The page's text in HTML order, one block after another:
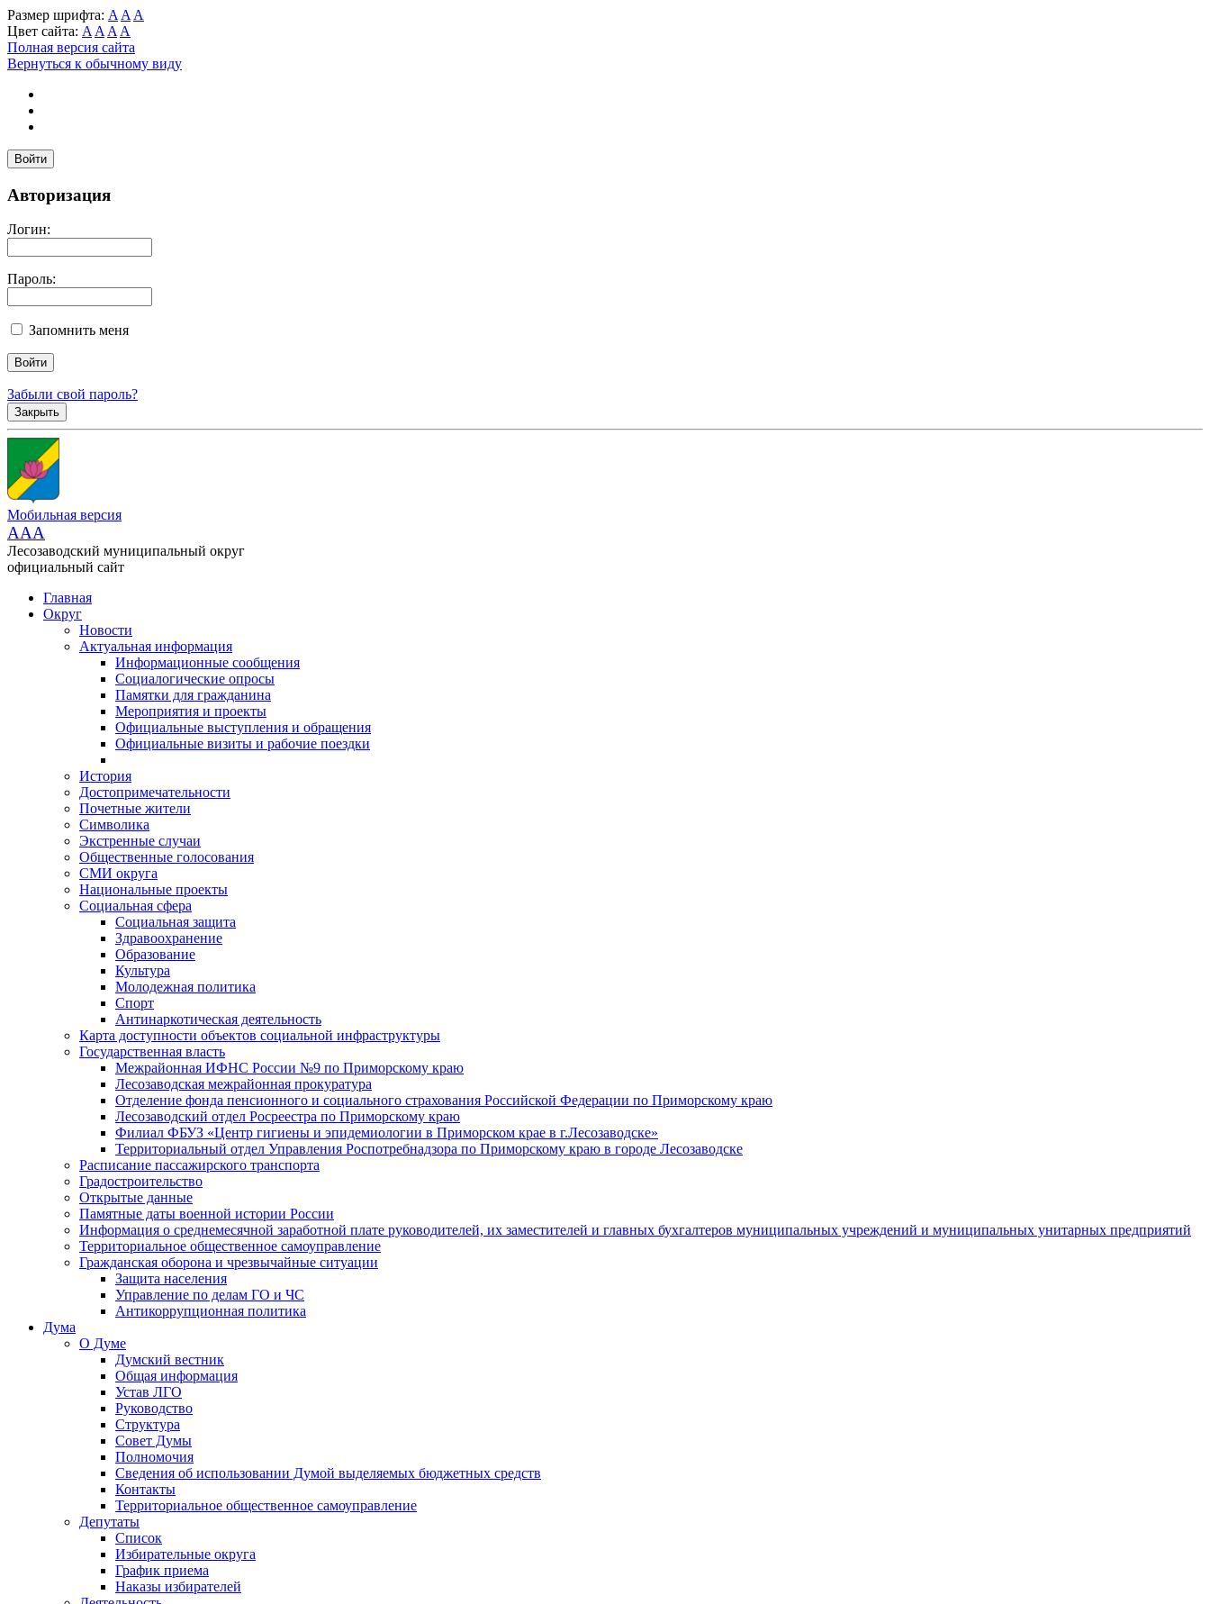
Размер шрифта: A A A
Цвет сайта: A A A A
Полная версия сайта
Вернуться к обычному виду
Войти
Авторизация
Логин:
Пароль:
Запомнить меня
Забыли свой пароль?
Закрыть
Мобильная версия
AAA
Лесозаводский муниципальный округ
официальный сайт
Главная
Округ
Новости
Актуальная информация
Информационные сообщения
Социалогические опросы
Памятки для гражданина
Мероприятия и проекты
Официальные выступления и обращения
Официальные визиты и рабочие поездки
История
Достопримечательности
Почетные жители
Символика
Экстренные случаи
Общественные голосования
СМИ округа
Национальные проекты
Социальная сфера
Социальная защита
Здравоохранение
Образование
Культура
Молодежная политика
Спорт
Антинаркотическая деятельность
Карта доступности объектов социальной инфраструктуры
Государственная власть
Межрайонная ИФНС России №9 по Приморскому краю
Лесозаводская межрайонная прокуратура
Отделение фонда пенсионного и социального страхования Российской Федерации по Приморскому краю
Лесозаводский отдел Росреестра по Приморскому краю
Филиал ФБУЗ «Центр гигиены и эпидемиологии в Приморском крае в г.Лесозаводске»
Территориальный отдел Управления Роспотребнадзора по Приморскому краю в городе Лесозаводске
Расписание пассажирского транспорта
Градостроительство
Открытые данные
Памятные даты военной истории России
Информация о среднемесячной заработной плате руководителей, их заместителей и главных бухгалтеров муниципальных учреждений и муниципальных унитарных предприятий
Территориальное общественное самоуправление
Гражданская оборона и чрезвычайные ситуации
Защита населения
Управление по делам ГО и ЧС
Антикоррупционная политика
Дума
О Думе
Думский вестник
Общая информация
Устав ЛГО
Руководство
Структура
Совет Думы
Полномочия
Сведения об использовании Думой выделяемых бюджетных средств
Контакты
Территориальное общественное самоуправление
Депутаты
Список
Избирательные округа
График приема
Наказы избирателей